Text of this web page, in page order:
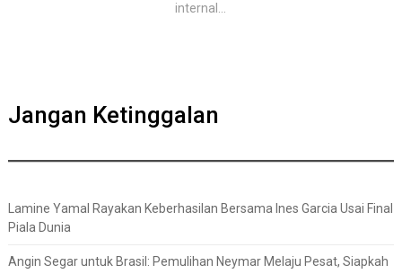
internal...
Jangan Ketinggalan
Lamine Yamal Rayakan Keberhasilan Bersama Ines Garcia Usai Final
Piala Dunia
Angin Segar untuk Brasil: Pemulihan Neymar Melaju Pesat, Siapkah